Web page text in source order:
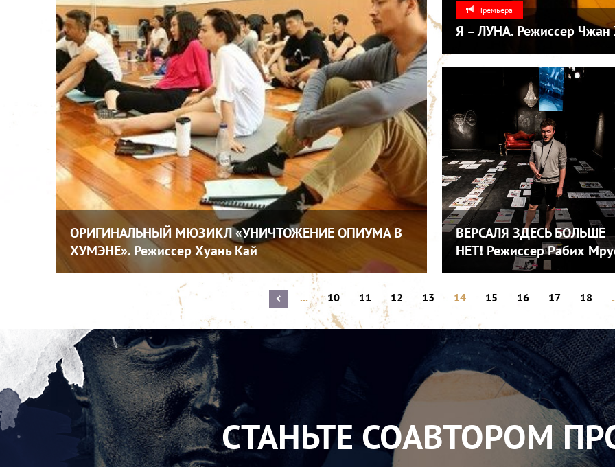
ОРИГИНАЛЬНЫЙ МЮЗИКЛ «УНИЧТОЖЕНИЕ ОПИУМА В
ХУМЭНЕ». Режиссер Хуань Кай
Я – ЛУНА. Режиссер Чжан
Премьера
ВЕРСАЛЯ ЗДЕСЬ БОЛЬШЕ
НЕТ! Режиссер Рабих
... 10 11 12 13 14 15 16 17 18
СТАНЬТЕ СОАВТОРОМ